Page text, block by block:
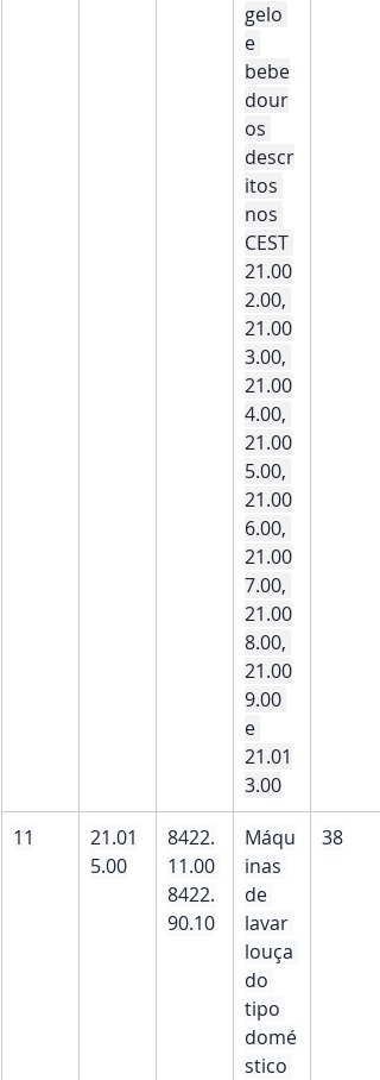
gelo
e
bebe
dour
os
descr
itos
nos
CEST
21.00
2.00,
21.00
3.00,
21.00
4.00,
21.00
5.00,
21.00
6.00,
21.00
7.00,
21.00
8.00,
21.00
9.00
e
21.01
3.00
11
21.01
5.00
8422.
11.00
8422.
90.10
Máqu
inas
de
lavar
louça
do
tipo
domé
stico
38